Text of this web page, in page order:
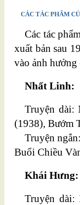
CÁC TÁC PHẨM
Các tác
xuất bản sau
vào ảnh
Nhất Linh:
Truyện dài:
(1938), Bướm
Truyện
Buổi Chiều
Khái Hưng:
Truyện dài: